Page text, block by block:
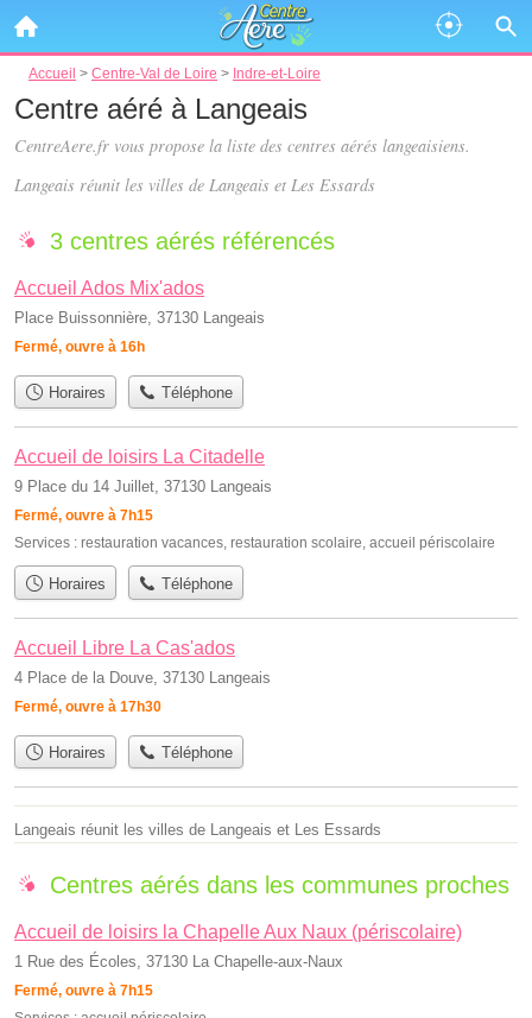
Accueil > Centre-Val de Loire > Indre-et-Loire
Centre aéré à Langeais
CentreAere.fr vous propose la liste des centres aérés langeaisiens.
Langeais réunit les villes de Langeais et Les Essards
3 centres aérés référencés
Accueil Ados Mix'ados
Place Buissonnière, 37130 Langeais
Fermé, ouvre à 16h
Horaires Téléphone
Accueil de loisirs La Citadelle
9 Place du 14 Juillet, 37130 Langeais
Fermé, ouvre à 7h15
Services : restauration vacances, restauration scolaire, accueil périscolaire
Horaires Téléphone
Accueil Libre La Cas'ados
4 Place de la Douve, 37130 Langeais
Fermé, ouvre à 17h30
Horaires Téléphone
Langeais réunit les villes de Langeais et Les Essards
Centres aérés dans les communes proches
Accueil de loisirs la Chapelle Aux Naux (périscolaire)
1 Rue des Écoles, 37130 La Chapelle-aux-Naux
Fermé, ouvre à 7h15